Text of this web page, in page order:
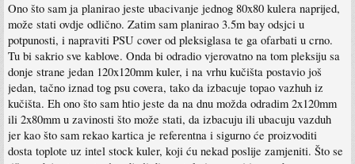
Ono što sam ja planirao jeste ubacivanje jednog 80x80 kulera naprijed,
može stati ovdje odlično. Zatim sam planirao 3.5m bay odsjci u
potpunosti, i napraviti PSU cover od pleksiglasa te ga ofarbati u crno.
Tu bi sakrio sve kablove. Onda bi odradio vjerovatno na tom pleksiju sa
donje strane jedan 120x120mm kuler, i na vrhu kučišta postavio još
jedan, tačno iznad tog psu covera, tako da izbacuje topao vazhuh iz
kučišta. Eh ono što sam htio jeste da na dnu možda odradim 2x120mm
ili 2x80mm u zavinosti što može stati, da izbacuju ili ubacuju vazduh
jer kao što sam rekao kartica je referentna i sigurno će proizvoditi
dosta toplote uz intel stock kuler, koji ću nekad poslije zamjeniti. Što se